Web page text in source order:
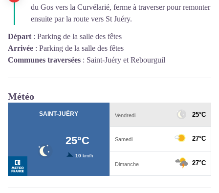
du Gos vers la Curvélarié, ferme à traverser pour remonter
ensuite par la route vers St Juéry.
Départ : Parking de la salle des fêtes
Arrivée : Parking de la salle des fêtes
Communes traversées : Saint-Juéry et Rebourguil
Météo